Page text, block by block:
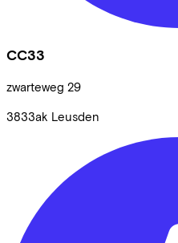
CC33
zwarteweg 29
3833ak Leusden